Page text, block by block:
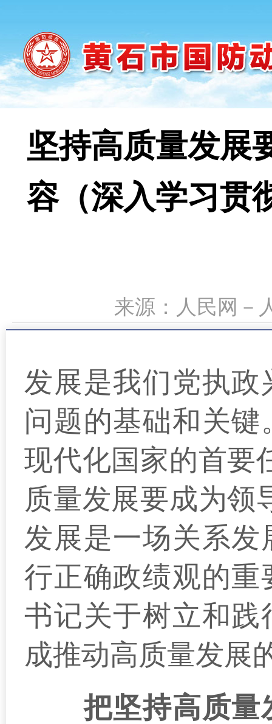
坚持高质量发展
容（深入学习贯
来源：人民网
发展是我们党执
问题的基础和关
现代化国家的首要
质量发展要成为领
发展是一场关系
行正确政绩观的
书记关于树立和
成推动高质量发展
把坚持高质量